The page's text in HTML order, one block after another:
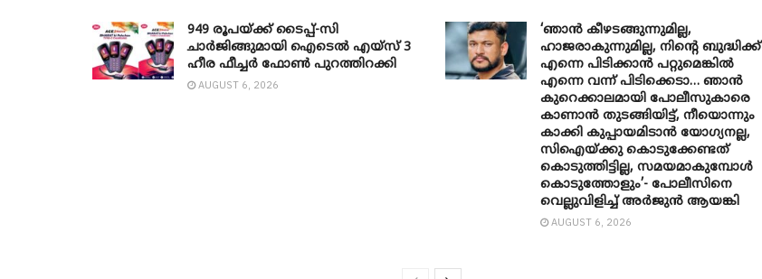
949 രൂപയ്ക്ക് ടൈപ്പ്-സി
ചാർജിങ്ങുമായി ഐടെൽ എയ്സ് 3
ഹീര ഫീച്ചർ ഫോൺ പുറത്തിറക്കി
AUGUST 6, 2026
‘ഞാൻ കീഴടങ്ങുന്നുമില്ല,
ഹാജരാകുന്നുമില്ല, നിന്റെ ബുദ്ധിക്ക്
എന്നെ പിടിക്കാൻ പറ്റുമെങ്കിൽ
എന്നെ വന്ന് പിടിക്കെടാ… ഞാൻ
കുറെക്കാലമായി പോലീസുകാരെ
കാണാൻ തുടങ്ങിയിട്ട്, നീയൊന്നും
കാക്കി കുപ്പായമിടാൻ യോ​ഗ്യനല്ല,
സിഐയ്ക്കു കൊടുക്കേണ്ടത്
കൊടുത്തിട്ടില്ല, സമയമാകുമ്പോൾ
കൊടുത്തോളും’- പോലീസിനെ
വെല്ലുവിളിച്ച് അർജുൻ ആയങ്കി
AUGUST 6, 2026